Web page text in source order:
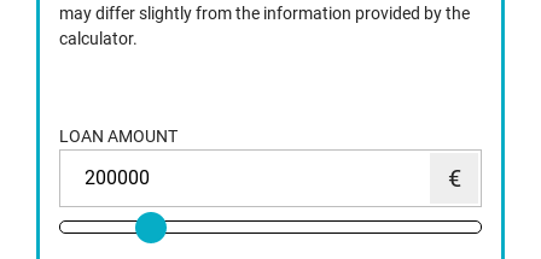
may differ slightly from the information provided by the
calculator.
LOAN AMOUNT